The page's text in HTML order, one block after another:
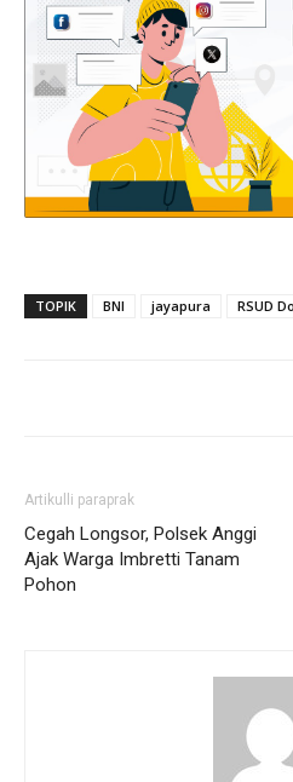
TOPIK BNI jayapura RSUD
Artikulli paraprak
Cegah Longsor, Polsek Anggi
Ajak Warga Imbretti Tanam
Pohon